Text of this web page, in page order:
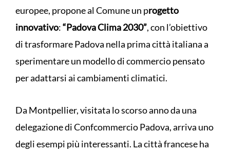
europee, propone al Comune un progetto
innovativo:“Padova Clima 2030”, con l’obiettivo
di trasformare Padova nella prima città italiana a
sperimentare un modello di commercio pensato
per adattarsi ai cambiamenti climatici.
Da Montpellier, visitata lo scorso anno da una
delegazione di Confcommercio Padova, arriva uno
degli esempi più interessanti. La città francese ha